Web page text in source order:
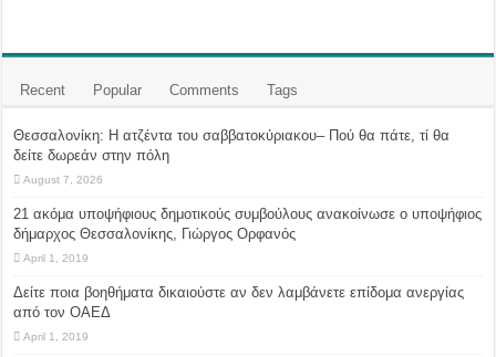
Recent Popular Comments Tags
Θεσσαλονίκη: Η ατζέντα του σαββατοκύριακου– Πού θα πάτε, τί θα
δείτε δωρεάν στην πόλη
August 7, 2026
21 ακόμα υποψήφιους δημοτικούς συμβούλους ανακοίνωσε ο υποψήφιος
δήμαρχος Θεσσαλονίκης, Γιώργος Ορφανός
April 1, 2019
Δείτε ποια βοηθήματα δικαιούστε αν δεν λαμβάνετε επίδομα ανεργίας
από τον ΟΑΕΔ
April 1, 2019